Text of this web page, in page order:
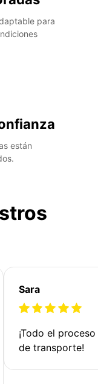
para
están
Sara
¡Todo el
de transporte!